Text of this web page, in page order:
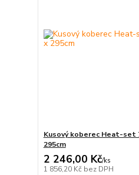
Kusový koberec Heat-set
295cm
2 246,00 Kč/ks
1 856,20 Kč bez DPH